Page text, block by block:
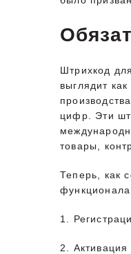
Штрихкод
выглядит
цифр. Эти
товары,
Теперь, как
1.
2.